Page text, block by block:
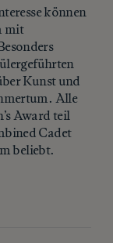
können
mit
Kunst und
Alle
Award teil
Cadet
beliebt.